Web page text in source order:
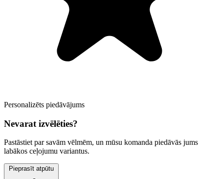
Personalizēts piedāvājums
Nevarat izvēlēties?
Pastāstiet par savām vēlmēm, un mūsu komanda piedāvās jums
labākos ceļojumu variantus.
Pieprasīt atpūtu